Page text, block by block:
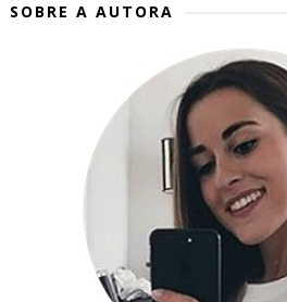
SOBRE A AUTORA